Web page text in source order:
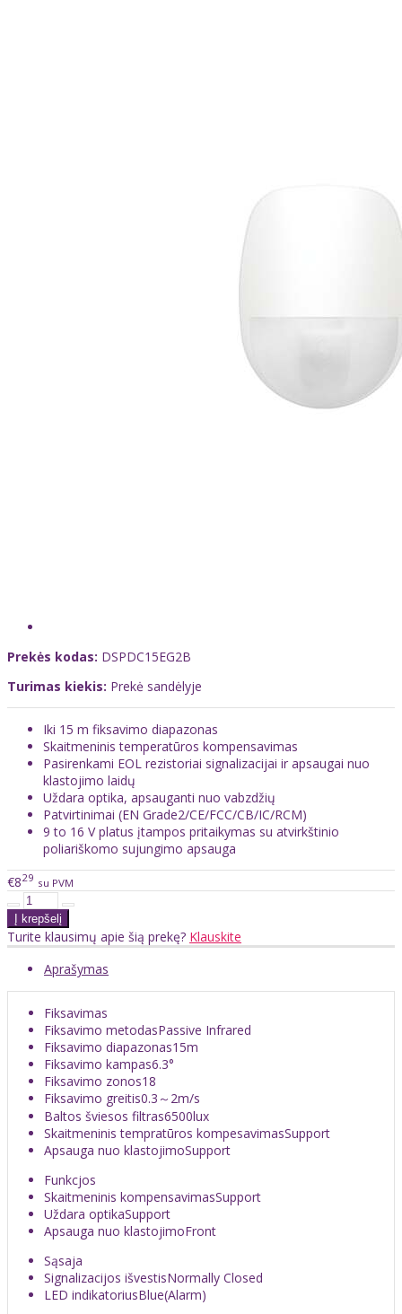
Prekės kodas: DSPDC15EG2B
Turimas kiekis: Prekė sandėlyje
Iki 15 m fiksavimo diapazonas
Skaitmeninis temperatūros kompensavimas
Pasirenkami EOL rezistoriai signalizacijai ir apsaugai nuo
klastojimo laidų
Uždara optika, apsauganti nuo vabzdžių
Patvirtinimai (EN Grade2/CE/FCC/CB/IC/RCM)
9 to 16 V platus įtampos pritaikymas su atvirkštinio
poliariškomo sujungimo apsauga
€829 su PVM
Turite klausimų apie šią prekę? Klauskite
Aprašymas
Fiksavimas
Fiksavimo metodasPassive Infrared
Fiksavimo diapazonas15m
Fiksavimo kampas6.3°
Fiksavimo zonos18
Fiksavimo greitis0.3～2m/s
Baltos šviesos filtras6500lux
Skaitmeninis tempratūros kompesavimasSupport
Apsauga nuo klastojimoSupport
Funkcjos
Skaitmeninis kompensavimasSupport
Uždara optikaSupport
Apsauga nuo klastojimoFront
Sąsaja
Signalizacijos išvestisNormally Closed
LED indikatoriusBlue(Alarm)